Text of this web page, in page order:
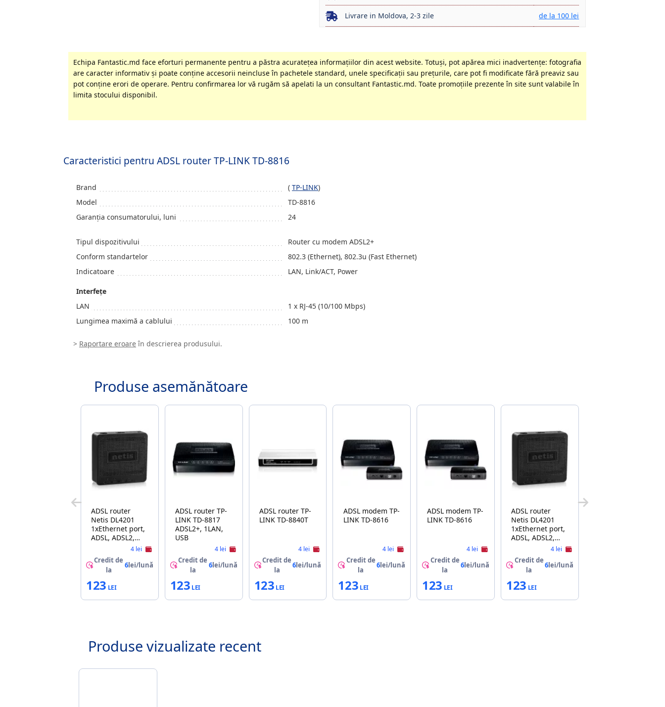
Livrare in Moldova, 2-3 zile de la 100 lei
Echipa Fantastic.md face eforturi permanente pentru a păstra acurateţea informaţiilor din acest website. Totuși, pot apărea mici inadvertenţe: fotografia
are caracter informativ şi poate conţine accesorii neincluse în pachetele standard, unele specificaţii sau preţurile, care pot fi modificate fără preaviz sau
pot conţine erori de operare. Pentru confirmarea lor vă rugăm să apelati la un consultant Fantastic.md. Toate promoţiile prezente în site sunt valabile în
limita stocului disponibil.
Caracteristici pentru ADSL router TP-LINK TD-8816
Brand ( TP-LINK)
Model
TD-8816
Garanția consumatorului, luni
24
Tipul dispozitivului
Router cu modem ADSL2+
Conform standartelor
802.3 (Ethernet), 802.3u (Fast Ethernet)
Indicatoare
LAN, Link/ACT, Power
Interfeţe
LAN
1 x RJ-45 (10/100 Mbps)
Lungimea maximă a cablului
100 m
> Raportare eroareîn descrierea produsului.
Produse asemănătoare
ADSL router
Netis DL4201
1xEthernet port,
ADSL, ADSL2,
4 lei
Credit de
la
6lei/lună
123
ADSL router TP-
LINK TD-8817
ADSL2+, 1LAN,
USB
4 lei
Credit de
la
6lei/lună
123
ADSL router TP-
LINK TD-8840T
4 lei
Credit de
la
6lei/lună
123
ADSL modem TP-
LINK TD-8616
4 lei
Credit de
la
6lei/lună
123
ADSL modem TP-
LINK TD-8616
4 lei
Credit de
la
6lei/lună
123
ADSL router
Netis DL4201
1xEthernet port,
ADSL, ADSL2,
4 lei
Credit de
la
6lei/lună
123
Produse vizualizate recent